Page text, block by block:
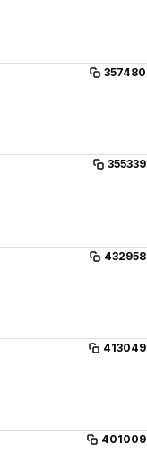
357480
355339
432958
413049
401009